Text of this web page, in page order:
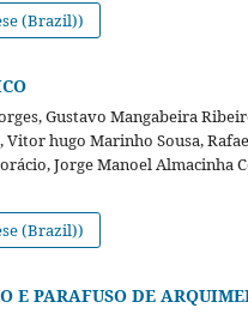
(Brazil))
Gustavo Mangabeira
hugo Marinho Sousa,
Jorge Manoel Almacinha
(Brazil))
E PARAFUSO DE